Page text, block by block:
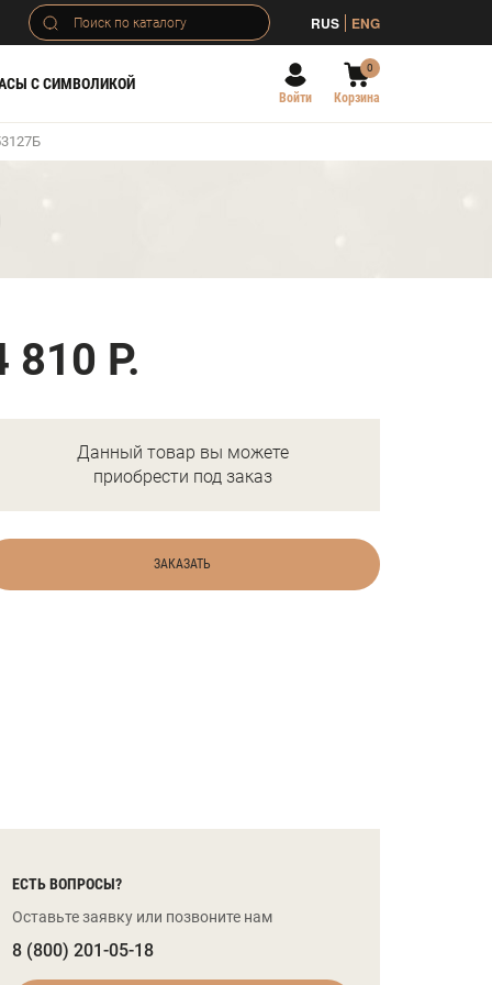
RUS ENG
С СИМВОЛИКОЙ
Войти
0
Корзина
810 Р.
Данный товар вы можете
приобрести под заказ
ЗАКАЗАТЬ
ЕСТЬ ВОПРОСЫ?
Оставьте заявку или позвоните нам
8 (800) 201-05-18